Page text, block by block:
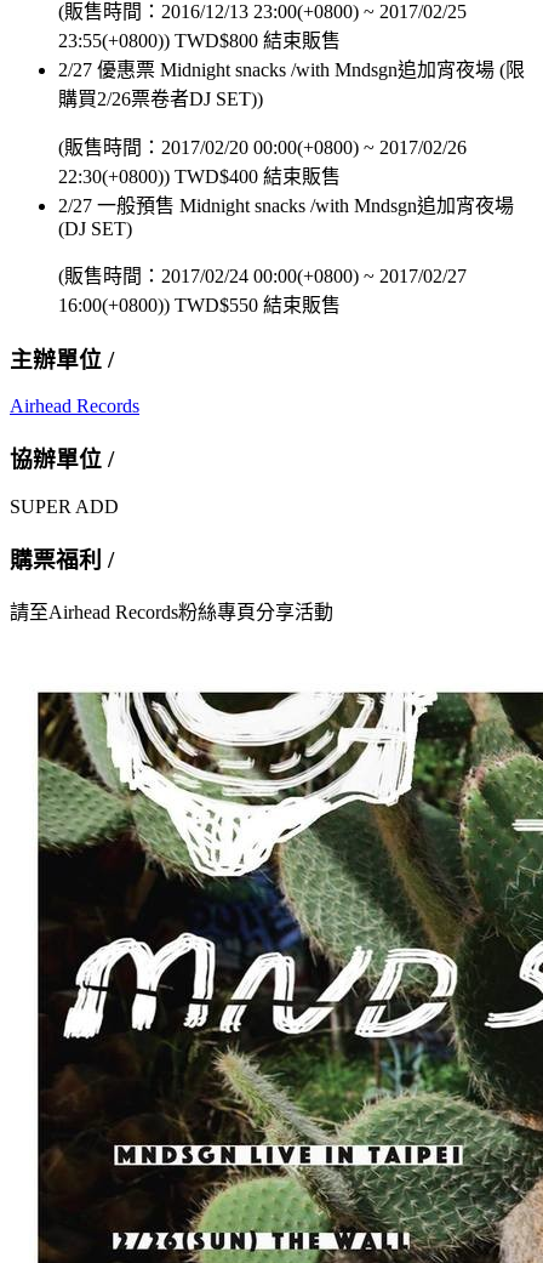
(販售時間： 2016/12/13 23:00(+0800) ~ 2017/02/25
23:55(+0800)) TWD$800 結束販售
2/27 優惠票 Midnight snacks /with Mndsgn追加宵夜場 (限
購買2/26票卷者DJ SET))
(販售時間： 2017/02/20 00:00(+0800) ~ 2017/02/26
22:30(+0800)) TWD$400 結束販售
2/27 一般預售 Midnight snacks /with Mndsgn追加宵夜場
(DJ SET)
(販售時間： 2017/02/24 00:00(+0800) ~ 2017/02/27
16:00(+0800)) TWD$550 結束販售
主辦單位 /
Airhead Records
協辦單位 /
SUPER ADD
購票福利 /
請至Airhead Records粉絲專頁分享活動